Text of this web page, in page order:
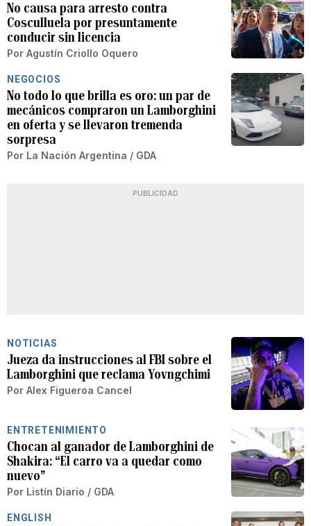
No causa para arresto contra
Cosculluela por presuntamente
conducir sin licencia
Por Agustín Criollo Oquero
NEGOCIOS
No todo lo que brilla es oro: un par de
mecánicos compraron un Lamborghini
en oferta y se llevaron tremenda
sorpresa
Por La Nación Argentina / GDA
PUBLICIDAD
NOTICIAS
Jueza da instrucciones al FBI sobre el
Lamborghini que reclama Yovngchimi
Por Alex Figueroa Cancel
ENTRETENIMIENTO
Chocan al ganador de Lamborghini de
Shakira: “El carro va a quedar como
nuevo”
Por Listín Diario / GDA
ENGLISH